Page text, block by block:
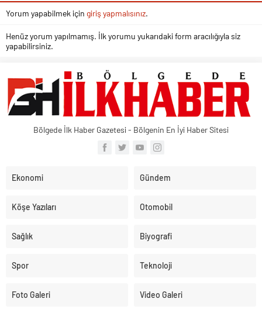
Yorum yapabilmek için giriş yapmalısınız.
Henüz yorum yapılmamış. İlk yorumu yukarıdaki form aracılığıyla siz
yapabilirsiniz.
Bölgede İlk Haber Gazetesi - Bölgenin En İyi Haber Sitesi
Ekonomi Gündem
Köşe Yazıları Otomobil
Sağlık Biyografi
Spor Teknoloji
Foto Galeri Video Galeri